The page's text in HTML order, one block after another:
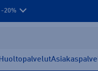
20%
Huoltopalvelut